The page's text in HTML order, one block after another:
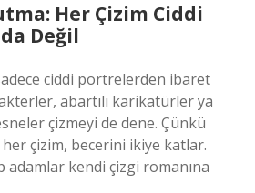
Her Çizim Ciddi
Değil
ciddi portrelerden ibaret
abartılı karikatürler ya
çizmeyi de dene. Çünkü
her çizim, becerini ikiye katlar.
kendi çizgi romanına